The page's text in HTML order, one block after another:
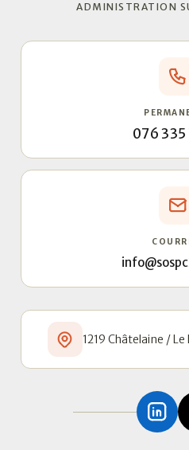
ADMINISTRATION
076 335
1219 Châtelaine / Le